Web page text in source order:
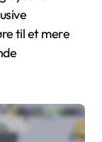
til et mere